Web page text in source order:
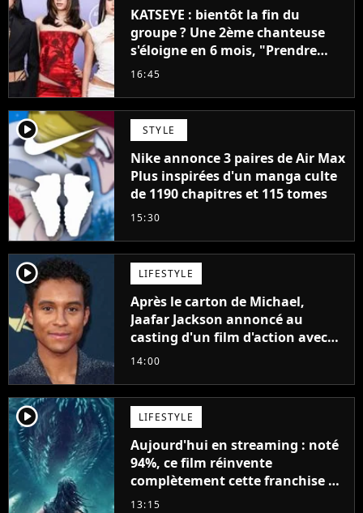
KATSEYE : bientôt la fin du
groupe ? Une 2ème chanteuse
s'éloigne en 6 mois, "Prendre
cette décision n’a pas été facile"
16:45
player2 STYLE
Nike annonce 3 paires de Air Max
Plus inspirées d'un manga culte
de 1190 chapitres et 115 tomes
15:30
player2 LIFESTYLE
Après le carton de Michael,
Jaafar Jackson annoncé au
casting d'un film d'action avec
Will Smith
14:00
player2 LIFESTYLE
Aujourd'hui en streaming : noté
94%, ce film réinvente
complètement cette franchise de
science-fiction vieille de 40 ans
13:15